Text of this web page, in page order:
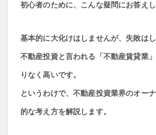
初心者のために、こんな疑問にお答えし
基本的に大化けはしませんが、失敗は
不動産投資と言われる「不動産賃貸業
りなく高いです。
というわけで、不動産投資業界のオー
的な考え方を解説します。